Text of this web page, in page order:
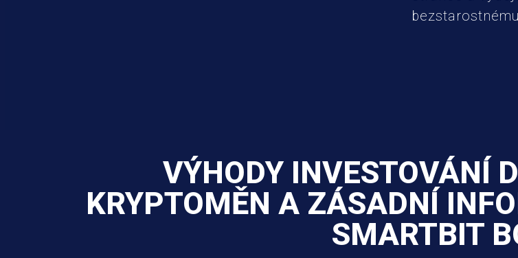
VÝHODY INVESTOVÁNÍ
KRYPTOMĚN A ZÁSADNÍ
SMARTBIT